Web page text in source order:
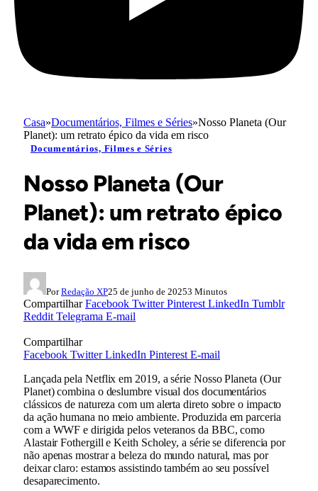
Casa»Documentários, Filmes e Séries»Nosso Planeta (Our
Planet): um retrato épico da vida em risco
Documentários, Filmes e Séries
Nosso Planeta (Our
Planet): um retrato épico
da vida em risco
Por Redação XP25 de junho de 20253 Minutos
CompartilharFacebook Twitter Pinterest LinkedIn Tumblr
Reddit Telegrama E-mail
Compartilhar
Facebook Twitter LinkedIn Pinterest E-mail
Lançada pela Netflix em 2019, a série Nosso Planeta (Our
Planet) combina o deslumbre visual dos documentários
clássicos de natureza com um alerta direto sobre o impacto
da ação humana no meio ambiente. Produzida em parceria
com a WWF e dirigida pelos veteranos da BBC, como
Alastair Fothergill e Keith Scholey, a série se diferencia por
não apenas mostrar a beleza do mundo natural, mas por
deixar claro: estamos assistindo também ao seu possível
desaparecimento.